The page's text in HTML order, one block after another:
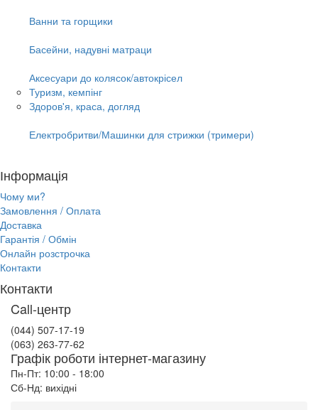
Ванни та горщики
Басейни, надувні матраци
Аксесуари до колясок/автокрісел
Туризм, кемпінг
Здоров'я, краса, догляд
Електробритви/Машинки для стрижки (тримери)
Інформація
Чому ми?
Замовлення / Оплата
Доставка
Гарантія / Обмін
Онлайн розстрочка
Контакти
Контакти
Call-центр
(044) 507-17-19
(063) 263-77-62
Графік роботи інтернет-магазину
Пн-Пт: 10:00 - 18:00
Сб-Нд: вихідні